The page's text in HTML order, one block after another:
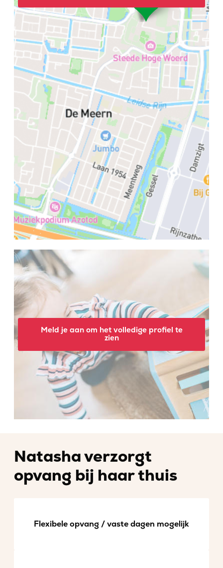
Meld je aan om het volledige profiel te
zien
Natasha verzorgt
opvang bij haar thuis
Flexibele opvang / vaste dagen mogelijk